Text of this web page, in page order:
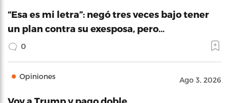
“Esa es mi letra”: negó tres veces bajo tener
un plan contra su exesposa, pero…
0
Opiniones Ago 3, 2026
Voy a Trump y pago doble